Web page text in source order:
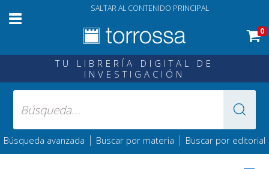
SALTAR AL CONTENIDO PRINCIPAL
0
TU LIBRERÍA DIGITAL DE
INVESTIGACIÓN
Búsqueda avanzada | Buscar por materia | Buscar por editorial